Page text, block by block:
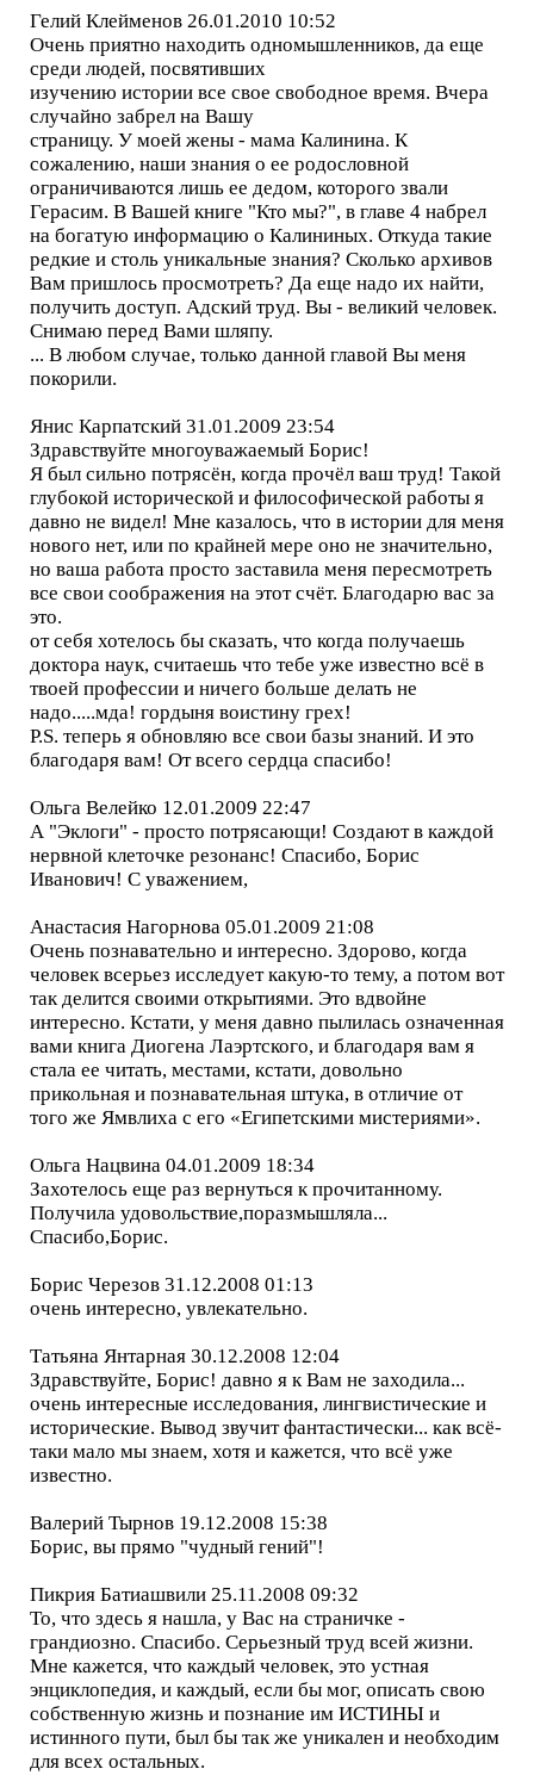
Гелий Клейменов 26.01.2010 10:52
Очень приятно находить одномышленников, да еще
среди людей, посвятивших
изучению истории все свое свободное время. Вчера
случайно забрел на Вашу
страницу. У моей жены - мама Калинина. К
сожалению, наши знания о ее родословной
ограничиваются лишь ее дедом, которого звали
Герасим. В Вашей книге "Кто мы?", в главе 4 набрел
на богатую информацию о Калининых. Откуда такие
редкие и столь уникальные знания? Сколько архивов
Вам пришлось просмотреть? Да еще надо их найти,
получить доступ. Адский труд. Вы - великий человек.
Снимаю перед Вами шляпу.
... В любом случае, только данной главой Вы меня
покорили.
Янис Карпатский 31.01.2009 23:54
Здравствуйте многоуважаемый Борис!
Я был сильно потрясён, когда прочёл ваш труд! Такой
глубокой исторической и философической работы я
давно не видел! Мне казалось, что в истории для меня
нового нет, или по крайней мере оно не значительно,
но ваша работа просто заставила меня пересмотреть
все свои соображения на этот счёт. Благодарю вас за
это.
от себя хотелось бы сказать, что когда получаешь
доктора наук, считаешь что тебе уже известно всё в
твоей профессии и ничего больше делать не
надо.....мда! гордыня воистину грех!
P.S. теперь я обновляю все свои базы знаний. И это
благодаря вам! От всего сердца спасибо!
Ольга Велейко 12.01.2009 22:47
А "Эклоги" - просто потрясающи! Создают в каждой
нервной клеточке резонанс! Спасибо, Борис
Иванович! С уважением,
Анастасия Нагорнова 05.01.2009 21:08
Очень познавательно и интересно. Здорово, когда
человек всерьез исследует какую-то тему, а потом вот
так делится своими открытиями. Это вдвойне
интересно. Кстати, у меня давно пылилась означенная
вами книга Диогена Лаэртского, и благодаря вам я
стала ее читать, местами, кстати, довольно
прикольная и познавательная штука, в отличие от
того же Ямвлиха с его «Египетскими мистериями».
Ольга Нацвина 04.01.2009 18:34
Захотелось еще раз вернуться к прочитанному.
Получила удовольствие,поразмышляла...
Спасибо,Борис.
Борис Черезов 31.12.2008 01:13
очень интересно, увлекательно.
Татьяна Янтарная 30.12.2008 12:04
Здравствуйте, Борис! давно я к Вам не заходила...
очень интересные исследования, лингвистические и
исторические. Вывод звучит фантастически... как всё-
таки мало мы знаем, хотя и кажется, что всё уже
известно.
Валерий Тырнов 19.12.2008 15:38
Борис, вы прямо "чудный гений"!
Пикрия Батиашвили 25.11.2008 09:32
То, что здесь я нашла, у Вас на страничке -
грандиозно. Спасибо. Серьезный труд всей жизни.
Мне кажется, что каждый человек, это устная
энциклопедия, и каждый, если бы мог, описать свою
собственную жизнь и познание им ИСТИНЫ и
истинного пути, был бы так же уникален и необходим
для всех остальных.